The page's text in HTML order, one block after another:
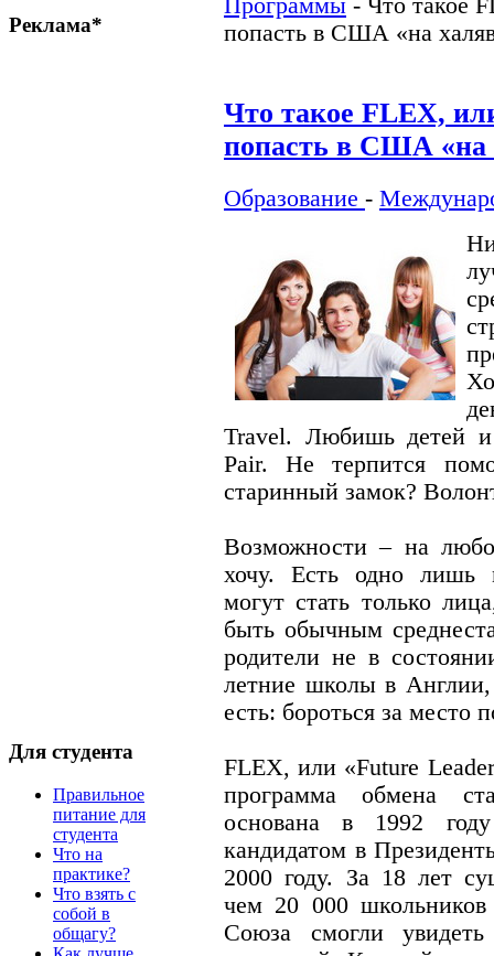
Программы - Что такое
попасть в США «на
Что такое FLEX,
попасть в США «на
Образование -
Travel. Любишь детей
Pair. Не терпится
старинный замок?
Возможности – на
хочу. Есть одно лишь
могут стать только
быть обычным
родители не в
летние школы в
есть: бороться за место
FLEX, или «Future
программа обмена
основана в 1992
кандидатом в
2000 году. За 18 лет
чем 20 000 школьников
Союза смогли
Реклама*
Для студента
Правильное
питание для
студента
Что на
практике?
Что взять с
собой в
общагу?